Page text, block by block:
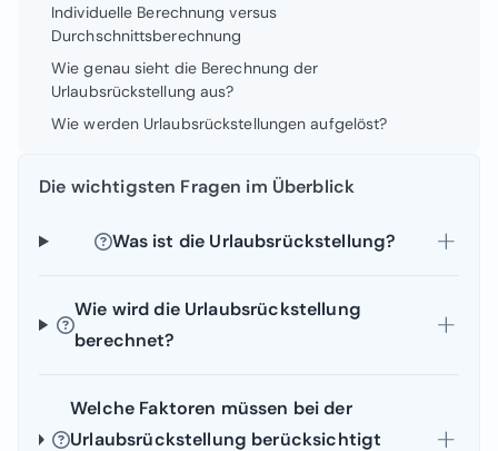
Die wichtigsten Fragen im Überblick
Was ist die Urlaubsrückstellung?
Wie wird die Urlaubsrückstellung
berechnet?
Welche Faktoren müssen bei der
Urlaubsrückstellung berücksichtigt
Individuelle Berechnung versus
Durchschnittsberechnung
Wie genau sieht die Berechnung der
Urlaubsrückstellung aus?
Wie werden Urlaubsrückstellungen aufgelöst?